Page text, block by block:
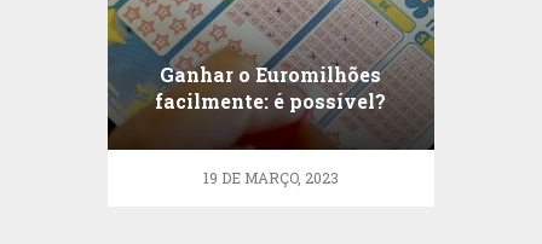
Ganhar o Euromilhões
facilmente: é possível?
19 DE MARÇO, 2023